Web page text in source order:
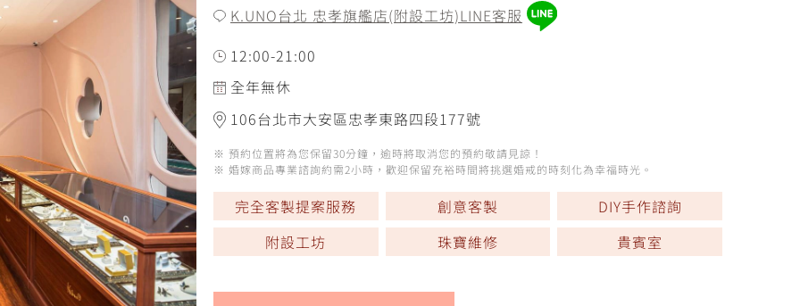
K.UNO台北 忠孝旗艦店(附設工坊)LINE客服
12:00-21:00
全年無休
106台北市大安區忠孝東路四段177號
※ 預約位置將為您保留30分鐘，逾時將取消您的預約敬請見諒！
※ 婚嫁商品專業諮詢約需2小時，歡迎保留充裕時間將挑選婚戒的時刻化為幸福時光。
完全客製提案服務 創意客製
DIY手作諮詢
附設工坊
珠寶維修 貴賓室